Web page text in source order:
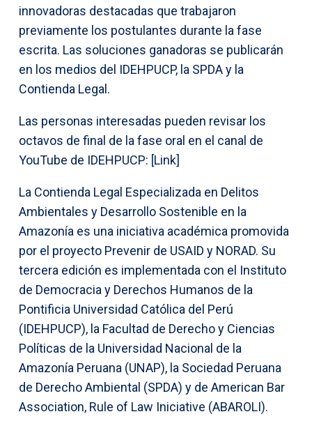
innovadoras destacadas que trabajaron
previamente los postulantes durante la fase
escrita. Las soluciones ganadoras se publicarán
en los medios del IDEHPUCP, la SPDA y la
Contienda Legal.
Las personas interesadas pueden revisar los
octavos de final de la fase oral en el canal de
YouTube de IDEHPUCP: [Link]
La Contienda Legal Especializada en Delitos
Ambientales y Desarrollo Sostenible en la
Amazonía es una iniciativa académica promovida
por el proyecto Prevenir de USAID y NORAD. Su
tercera edición es implementada con el Instituto
de Democracia y Derechos Humanos de la
Pontificia Universidad Católica del Perú
(IDEHPUCP), la Facultad de Derecho y Ciencias
Políticas de la Universidad Nacional de la
Amazonía Peruana (UNAP), la Sociedad Peruana
de Derecho Ambiental (SPDA) y de American Bar
Association, Rule of Law Iniciative (ABAROLI).